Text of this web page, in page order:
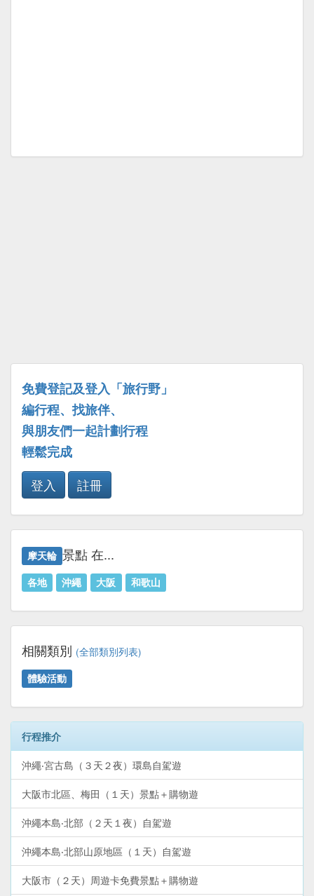
免費登記及登入「旅行野」
編行程、找旅伴、
與朋友們一起計劃行程
輕鬆完成
登入
註冊
摩天輪 景點 在...
各地 沖繩 大阪 和歌山
相關類別 (全部類別列表)
體驗活動
行程推介
沖繩‧宮古島（３天２夜）環島自駕遊
大阪市北區、梅田（１天）景點＋購物遊
沖繩本島‧北部（２天１夜）自駕遊
沖繩本島‧北部山原地區（１天）自駕遊
大阪市（２天）周遊卡免費景點＋購物遊